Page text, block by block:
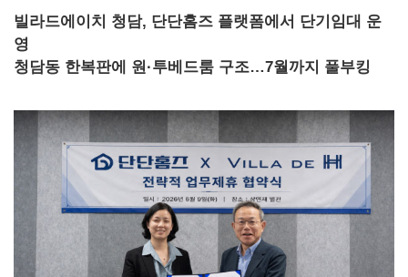
빌라드에이치 청담, 단단홈즈 플랫폼에서 단기임대 운
영
청담동 한복판에 원·투베드룸 구조…7월까지 풀부킹